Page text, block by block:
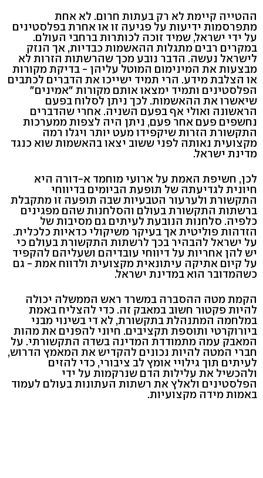
ההטייה קיימת לא רק בעתות חרום. לא אחת
מתפרסמות ידיעות על פגיעה זו או אחרת בפלסטינים
על ידי ישראל, שמיד זוכה לכותרות ברחבי העולם.
במקרים רבים מתגלות ההאשמות כבדיות, אך הנזק
לישראל נעשה. הדבר נובע מכך שהרשתות הזרות לא
מבצעות את המינימום המוטל עליהן - בדיקת מקורות
או הצלבת מידע. הרי תמיד ישייכו את הדברים לכתבים
הפלסטינים ותמיד ימצאו אותם מקורות "אמינים"
שיאשרו את ההאשמות. לכך ניתן לסלוח בפעם
הראשונה ואולי אף בפעם השניה. אחרי שהדברים
נחשפים פעם אחר פעם, ניתן היה לצפות ממערכות
התקשורת הזרות שיקפידו מעט יותר ויגלו רמה
מקצועית נאותה לפני ששוב יצאו בהאשמות שוא כנגד
מדינת ישראל.
לכן, חשיפת האמת על ארועי מוחמד א-דורה היא
חיונית לגדיעתה של תופעת הביומים בדיווחי
התקשורת ולערעור הטבעיות שבה תופעה זו מתקבלת
ברשתות התקשורת בעולם והסלחנות שהם מפגינים
כלפיה. סלחנות הנובעת לעיתים גם מסיבות של
הזדהות פוליטית אך בעיקר משיקולי כדאיות כלכלית.
על ישראל להבהיר בכך לרשתות התקשורת בעולם כי
יש להן אחריות על דיווחי עובדיהם ושעליהם להקפיד
על קיום אתיקה עיתונאית מקצועית ולדווח אמת - גם
כשהמדובר הוא במדינת ישראל.
הקמת מטה ההסברה במשרד ראש הממשלה יכולה
להיות פקטור חשוב במאבק זה. כדי להצליח באמת
במלחמה המתנהלת בתקשורת, לא די בשינוי מבני
ביורוקרטי ותוספת תקציבים. חיוני להפנים את מהות
המאבק עמה מתמודדת המדינה בשדה התקשורתי. על
חברי המטה להיות נכונים להקדיש את המאמץ הדרוש,
לעיתים תוך גילויי אומץ לב ציבורי, כדי להזים
ולהכשיל את עלילות הדם שנרקמות על ידי
הפלסטינים ולאלץ את רשתות העתונות בעולם לעמוד
באמות מידה מקצועיות.